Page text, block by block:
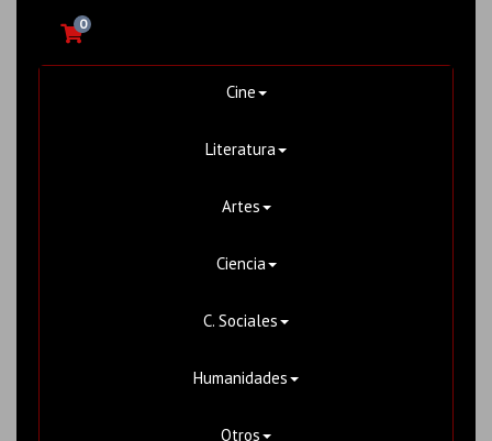
0
Cine
Literatura
Artes
Ciencia
C. Sociales
Humanidades
Otros